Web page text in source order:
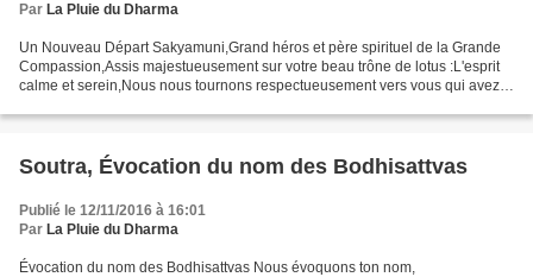
Par La Pluie du Dharma
Un Nouveau Départ Sakyamuni,Grand héros et père spirituel de la Grande
Compassion,Assis majestueusement sur votre beau trône de lotus :L'esprit
calme et serein,Nous nous tournons respectueusement vers vous qui avez
Soutra, Évocation du nom des Bodhisattvas
Publié le 12/11/2016 à 16:01
Par La Pluie du Dharma
Évocation du nom des Bodhisattvas Nous évoquons ton nom,